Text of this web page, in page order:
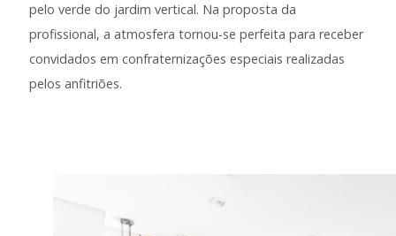
pelo verde do jardim vertical. Na proposta da
profissional, a atmosfera tornou-se perfeita para receber
convidados em confraternizações especiais realizadas
pelos anfitriões.